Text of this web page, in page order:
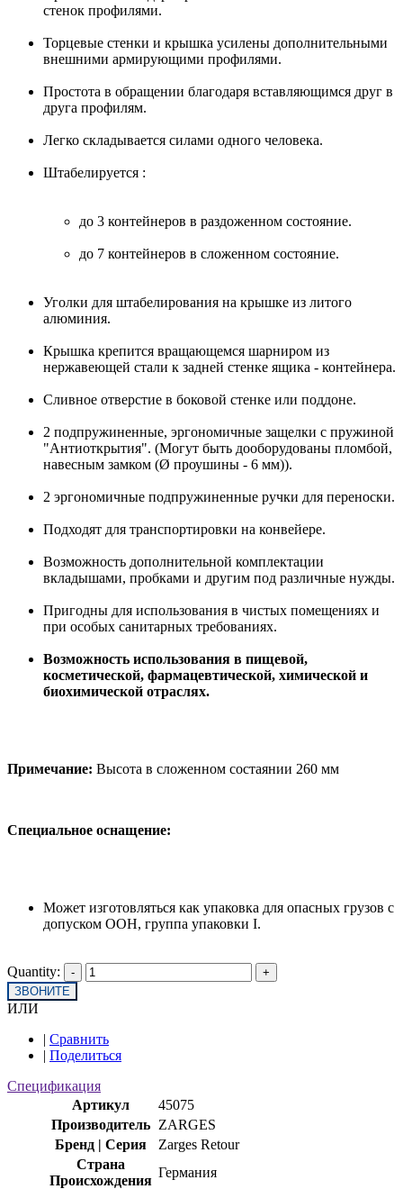
стенок профилями.
Торцевые стенки и крышка усилены дополнительными
внешними армирующими профилями.
Простота в обращении благодаря вставляющимся друг в
друга профилям.
Легко складывается силами одного человека.
Штабелируется :
до 3 контейнеров в раздоженном состояние.
до 7 контейнеров в сложенном состояние.
Уголки для штабелирования на крышке из литого
алюминия.
Крышка крепится вращающемся шарниром из
нержавеющей стали к задней стенке ящика - контейнера.
Сливное отверстие в боковой стенке или поддоне.
2 подпружиненные, эргономичные защелки с пружиной
"Антиоткрытия". (Могут быть дооборудованы пломбой,
навесным замком (Ø проушины - 6 мм)).
2 эргономичные подпружиненные ручки для переноски.
Подходят для транспортировки на конвейере.
Возможность дополнительной комплектации
вкладышами, пробками и другим под различные нужды.
Пригодны для использования в чистых помещениях и
при особых санитарных требованиях.
Возможность использования в пищевой,
косметической, фармацевтической, химической и
биохимической отраслях.
Примечание: Высота в сложенном состаянии 260 мм
Специальное оснащение:
Может изготовляться как упаковка для опасных грузов с
допуском ООН, группа упаковки I.
Quantity:
ЗВОНИТЕ
ИЛИ
| Сравнить
| Поделиться
Спецификация
Артикул
45075
Производитель
ZARGES
Бренд | Серия
Zarges Retour
Страна
Происхождения
Германия